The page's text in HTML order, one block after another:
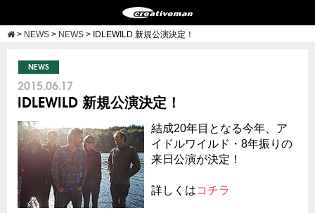
> NEWS > NEWS > IDLEWILD 新規公演決定！
NEWS
2015.06.17
IDLEWILD 新規公演決定！
結成20年目となる今年、ア
イドルワイルド・8年振りの
来日公演が決定！
詳しくはコチラ